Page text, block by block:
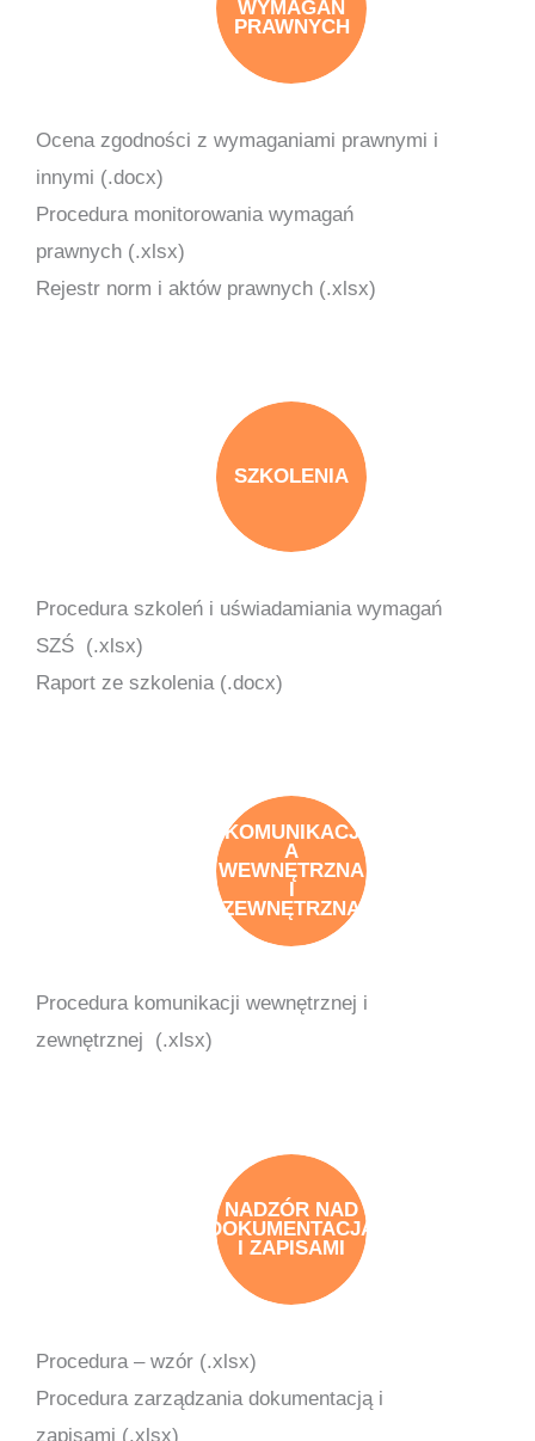
WYMAGAŃ
PRAWNYCH
Ocena zgodności z wymaganiami prawnymi i
innymi (.docx)
Procedura monitorowania wymagań
prawnych (.xlsx)
Rejestr norm i aktów prawnych (.xlsx)
SZKOLENIA
Procedura szkoleń i uświadamiania wymagań
SZŚ (.xlsx)
Raport ze szkolenia (.docx)
KOMUNIKACJ
A
WEWNĘTRZNA
ZEWNĘTRZNA
Procedura komunikacji wewnętrznej i
zewnętrznej (.xlsx)
NADZÓR NAD
DOKUMENTACJĄ
I ZAPISAMI
Procedura – wzór (.xlsx)
Procedura zarządzania dokumentacją i
zapisami (.xlsx)